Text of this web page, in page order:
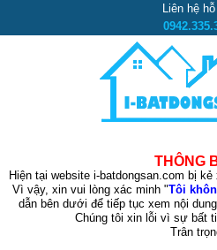
Liên hệ
THÔNG
Hiện tại website i-batdongsan.com bị
Vì vậy, xin vui lòng xác minh "Tôi
dẫn bên dưới để tiếp tục xem nội
Chúng tôi xin lỗi vì sự bất
Trân